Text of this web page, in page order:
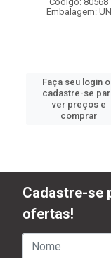
Embalagem: UN
Faça seu login
cadastre-se
ver preços e
comprar
Cadastre-se
ofertas!